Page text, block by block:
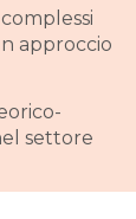
approccio
settore